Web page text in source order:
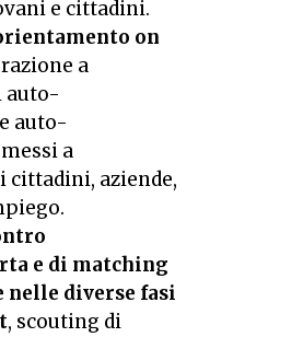
e cittadini.
on
a
auto-
auto-
a
cittadini, aziende,
e di matching
nelle diverse fasi
, scouting di